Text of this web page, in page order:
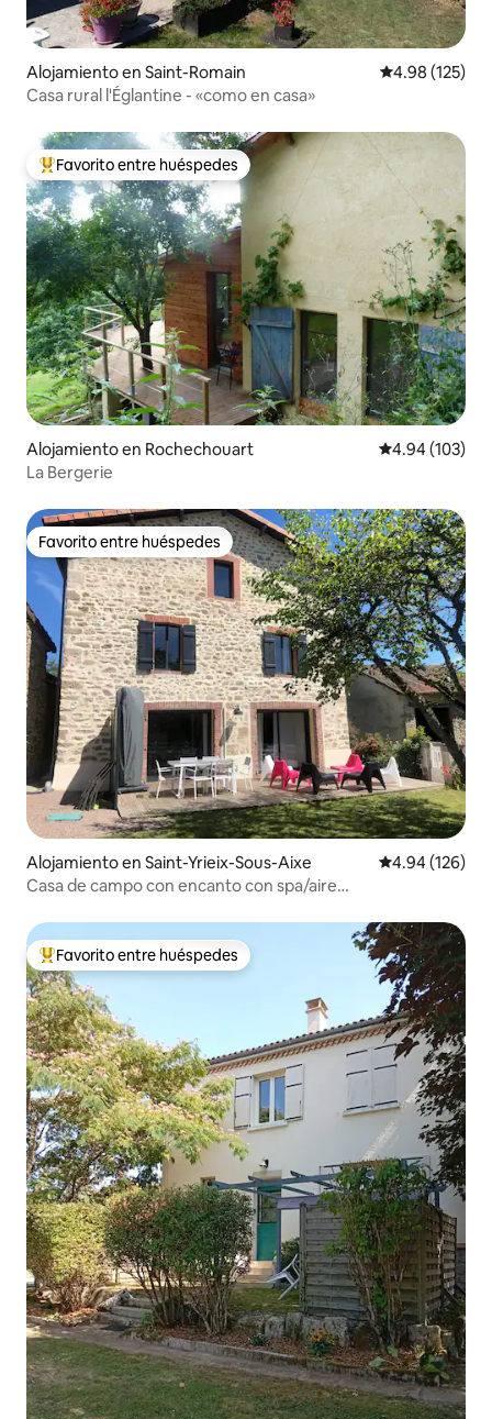
Alojamiento en Saint-Romain Calificación
4.98 (125)
Casa rural l'Églantine - «como en casa»
Favorito entre huéspedes preferido
Favorito entre huéspedes
Alojamiento en Rochechouart Calificación
4.94 (103)
La Bergerie
Favorito entre huéspedes
Favorito entre huéspedes
Alojamiento en Saint-Yrieix-Sous-Aixe Calificación
4.94 (126)
Casa de campo con encanto con spa/aire
Favorito entre huéspedes preferido
Favorito entre huéspedes